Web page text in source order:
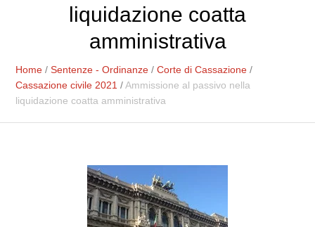
liquidazione coatta
amministrativa
Home /Sentenze - Ordinanze /Corte di Cassazione /
Cassazione civile 2021 /Ammissione al passivo nella
liquidazione coatta amministrativa